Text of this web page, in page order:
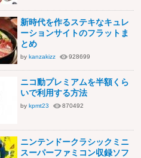
新時代を作るステキなキュレ
ーションサイトのフラットま
とめ
by kanzakizz 928699
ニコ動プレミアムを半額くら
いで利用する方法
by kpmt23 870492
ニンテンドークラシックミニ
スーパーファミコン収録ソフ